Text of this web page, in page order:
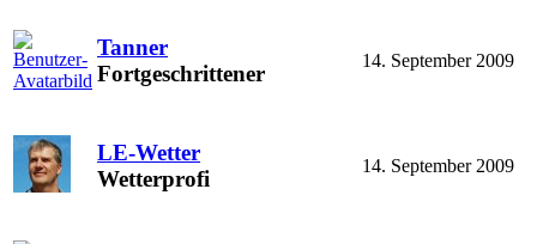
Tanner
Fortgeschrittener
14. September 2009
LE-Wetter
Wetterprofi
14. September 2009